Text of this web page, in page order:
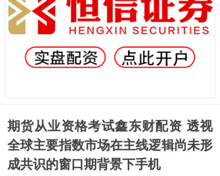
期货从业资格考试鑫东财配资 透视
全球主要指数市场在主线逻辑尚未形
成共识的窗口期背景下手机